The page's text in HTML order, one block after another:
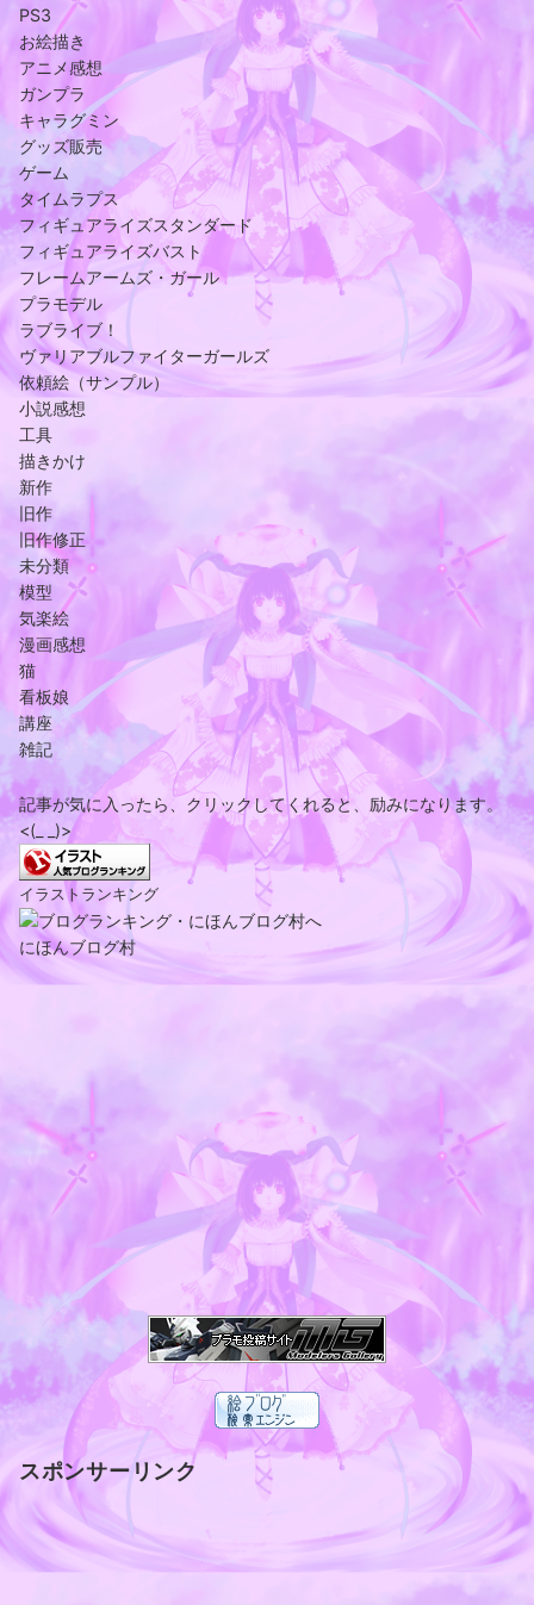
PS3
お絵描き
アニメ感想
ガンプラ
キャラグミン
グッズ販売
ゲーム
タイムラプス
フィギュアライズスタンダード
フィギュアライズバスト
フレームアームズ・ガール
プラモデル
ラブライブ！
ヴァリアブルファイターガールズ
依頼絵（サンプル）
小説感想
工具
描きかけ
新作
旧作
旧作修正
未分類
模型
気楽絵
漫画感想
猫
看板娘
講座
雑記
記事が気に入ったら、クリックしてくれると、励みになります。
<(_ _)>
イラストランキング
にほんブログ村
スポンサーリンク